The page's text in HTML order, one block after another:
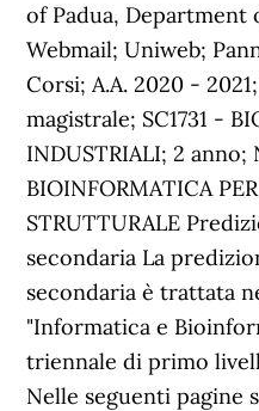
of Padua, Department
Webmail; Uniweb;
Corsi; A.A. 2020 -
magistrale; SC1731 -
INDUSTRIALI; 2
BIOINFORMATICA
STRUTTURALE
secondaria La
secondaria è trattata
"Informatica e
triennale di primo
Nelle seguenti